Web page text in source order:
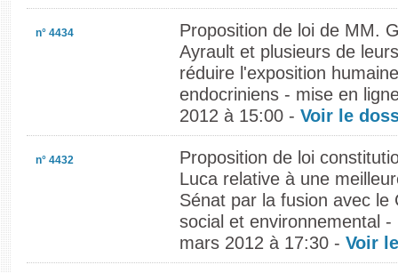
n° 4434
Proposition de loi de MM.
Ayrault et plusieurs de
réduire l'exposition
endocriniens - mise en
2012 à 15:00 - Voir le
n° 4432
Proposition de loi
Luca relative à une
Sénat par la fusion avec le
social et environnemental
mars 2012 à 17:30 - Voir